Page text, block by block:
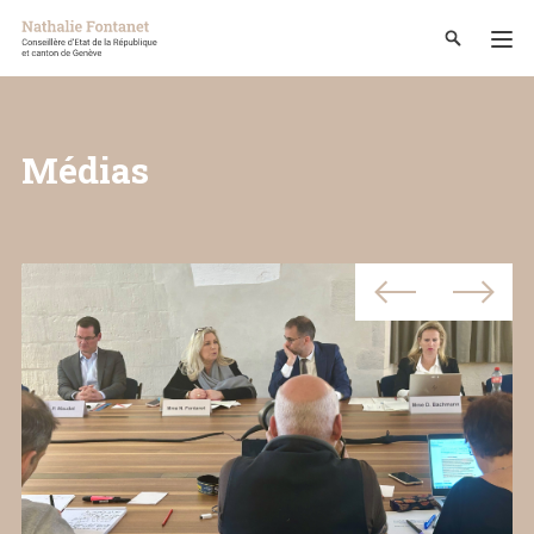
Médias